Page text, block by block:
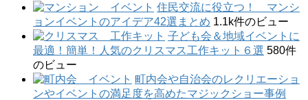
住民交流に役立つ！ マンシ
ョンイベントのアイデア42選まとめ 1.1k件のビュー
子ども会＆地域イベントに
最適！簡単！人気のクリスマス工作キット６選 580件
のビュー
町内会や自治会のレクリエーショ
ンやイベントの満足度を高めたマジックショー事例